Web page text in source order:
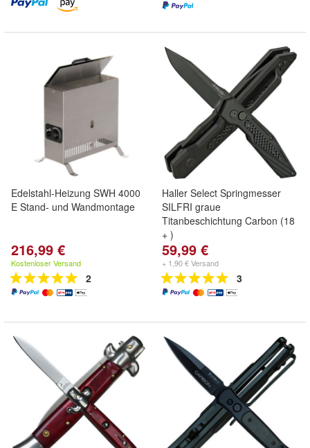
Edelstahl-Heizung SWH 4000
E Stand- und Wandmontage
216,99 €
Kostenloser Versand
2
Haller Select Springmesser
SILFRI graue
Titanbeschichtung Carbon (18
+ )
59,99 €
+ 1,90 € Versand
3